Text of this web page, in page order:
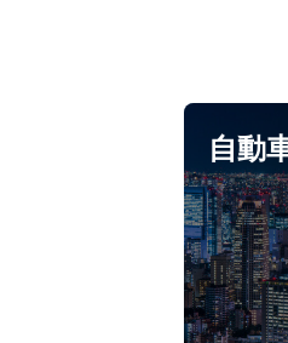
自動